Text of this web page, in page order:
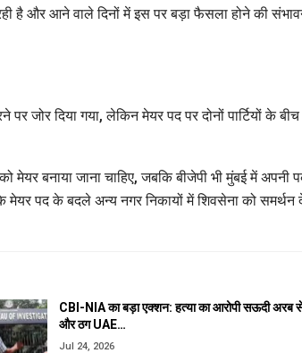
है और आने वाले दिनों में इस पर बड़ा फैसला होने की
दिया गया, लेकिन मेयर पद पर दोनों पार्टियों के बीच
बनाया जाना चाहिए, जबकि बीजेपी भी मुंबई में अपनी
मेयर पद के बदले अन्य नगर निकायों में शिवसेना को समर्थन
CBI-NIA का बड़ा एक्शन: हत्या का आरोपी सऊदी अरब
और ठग UAE…
Jul 24, 2026